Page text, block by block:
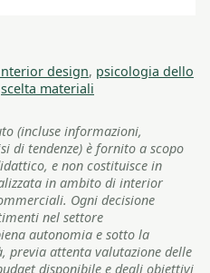
design, psicologia dello
scelta materiali
(incluse informazioni,
di tendenze) è fornito a scopo
e non costituisce in
in ambito di interior
Ogni decisione
nel settore
autonomia e sotto la
previa attenta valutazione delle
disponibile e degli obiettivi